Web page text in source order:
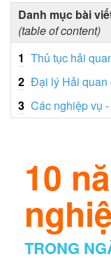
Danh mục bài
(table of content)
1 Thủ tục hải
2 Đại lý Hải quan
3 Các nghiệp vụ
10
TRONG